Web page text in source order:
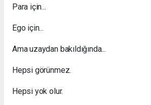
Para için...
Ego için...
Ama uzaydan bakıldığında...
Hepsi görünmez.
Hepsi yok olur.